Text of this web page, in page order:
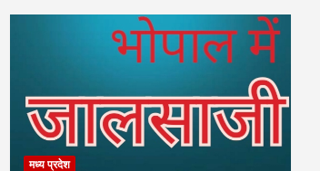
मध्य प्रदेश